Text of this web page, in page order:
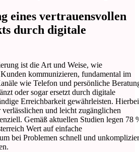
eines vertrauensvollen
durch digitale
ist die Art und Weise, wie
kommunizieren, fundamental im
wie Telefon und persönliche
oder sogar ersetzt durch digitale
Erreichbarkeit gewährleisten. Hierbei
und leicht zugänglichen
Gemäß aktuellen Studien legen 78
Wert auf einfache
bei Problemen schnell und